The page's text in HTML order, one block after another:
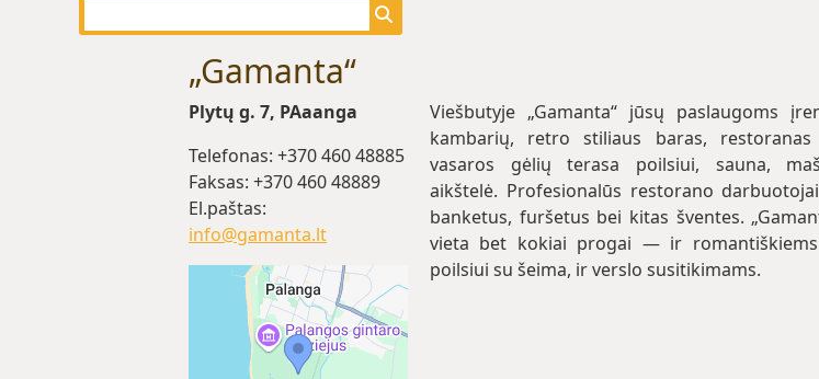
„Gamanta“
Plytų g. 7, PAaanga
Telefonas: +370 460 48885
Faksas: +370 460 48889
El.paštas:
info@gamanta.lt
Viešbutyje „Gamanta“ jūsų paslaugoms
kambarių, retro stiliaus baras, restoranas
vasaros gėlių terasa poilsiui, sauna,
aikštelė. Profesionalūs restorano
banketus, furšetus bei kitas šventes.
vieta bet kokiai progai — ir romantiškiems
poilsiui su šeima, ir verslo susitikimams.